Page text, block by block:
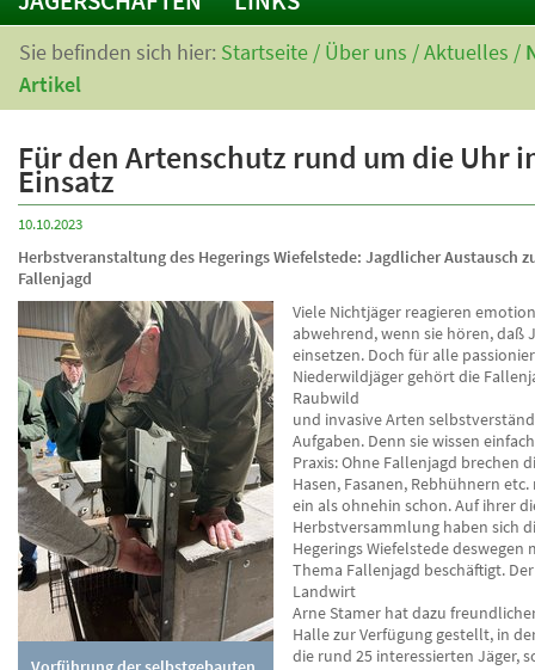
Sie befinden sich hier: Startseite / Über uns /Aktuelles /
Artikel
Für den Artenschutz rund um die Uhr
Einsatz
10.10.2023
Herbstveranstaltung des Hegerings Wiefelstede: Jagdlicher Austausch
Fallenjagd
Viele Nichtjäger reagieren
abwehrend, wenn sie hören, daß
einsetzen. Doch für alle
Niederwildjäger gehört die
Raubwild
und invasive Arten
Aufgaben. Denn sie wissen
Praxis: Ohne Fallenjagd brechen
Hasen, Fasanen, Rebhühnern
ein als ohnehin schon. Auf ihrer
Herbstversammlung haben sich
Hegerings Wiefelstede deswegen
Thema Fallenjagd beschäftigt.
Landwirt
Arne Stamer hat dazu
Halle zur Verfügung gestellt, in
die rund 25 interessierten Jäger,